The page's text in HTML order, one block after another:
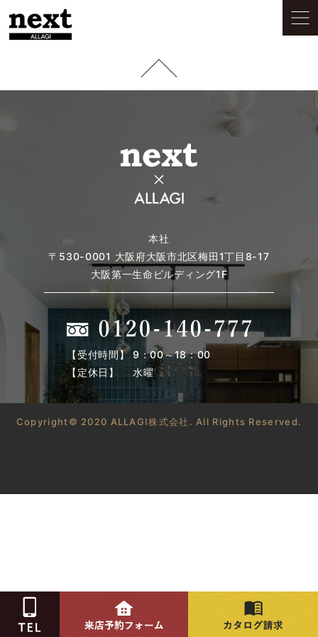
本社
〒530-0001 大阪府大阪市北区梅田1丁目8-17
大阪第一生命ビルディング1F
【受付時間】 9：00～18：00
【定休日】 水曜
Copyright© 2020 ALLAGI株式会社. All Rights Reserved.